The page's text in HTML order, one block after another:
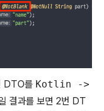
DTO를 Kotlin ->
결과를 보면 2번 DT